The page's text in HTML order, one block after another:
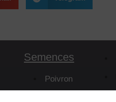
Semences
Poivron